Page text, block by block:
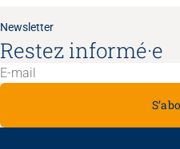
Newsletter
Restez informé·e